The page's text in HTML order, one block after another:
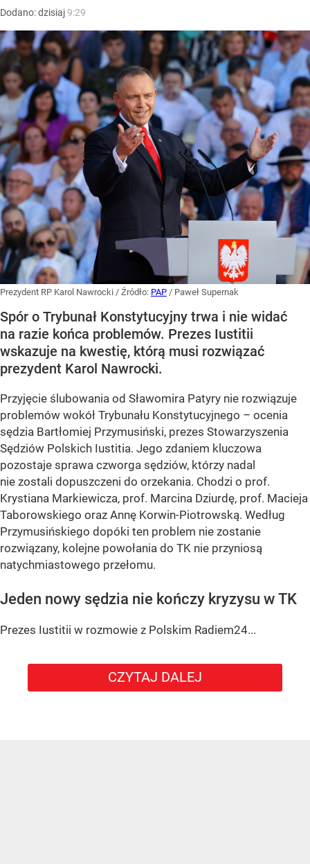
Dodano:dzisiaj9:29
Prezydent RP Karol Nawrocki / Źródło: PAP / Paweł Supernak
Spór o Trybunał Konstytucyjny trwa i nie widać
na razie końca problemów. Prezes Iustitii
wskazuje na kwestię, którą musi rozwiązać
prezydent Karol Nawrocki.
Przyjęcie ślubowania od Sławomira Patyry nie rozwiązuje
problemów wokół Trybunału Konstytucyjnego – ocenia
sędzia Bartłomiej Przymusiński, prezes Stowarzyszenia
Sędziów Polskich Iustitia. Jego zdaniem kluczowa
pozostaje sprawa czworga sędziów, którzy nadal
nie zostali dopuszczeni do orzekania. Chodzi o prof.
Krystiana Markiewicza, prof. Marcina Dziurdę, prof. Macieja
Taborowskiego oraz Annę Korwin-Piotrowską. Według
Przymusińskiego dopóki ten problem nie zostanie
rozwiązany, kolejne powołania do TK nie przyniosą
natychmiastowego przełomu.
Jeden nowy sędzia nie kończy kryzysu w TK
Prezes Iustitii w rozmowie z Polskim Radiem24...
CZYTAJ DALEJ